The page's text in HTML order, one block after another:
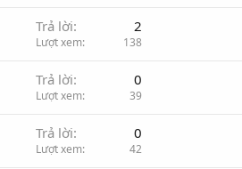
Trả lời 2
Lượt xem 138
Trả lời 0
Lượt xem 39
Trả lời 0
Lượt xem 42